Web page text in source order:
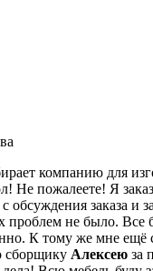
компанию для
Не пожалеете! Я
обсуждения заказа и
проблем не было. Все
К тому же мне ещё
сборщику Алексею за